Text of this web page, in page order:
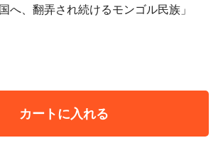
へ、翻弄され続けるモンゴル民族」
カートに入れる